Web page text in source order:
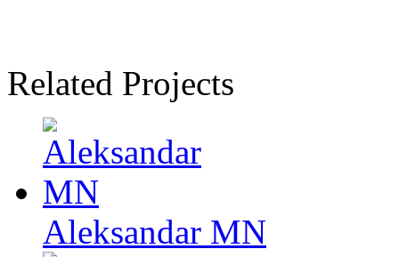
Related Projects
Aleksandar MN